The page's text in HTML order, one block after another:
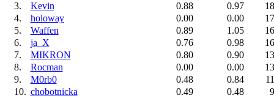
3.
Kevin 0.88 0.97
4.
holoway 0.00 0.00
5.
Waffen 0.89 1.05
6.
ja_X 0.76 0.98
7.
MIKRON 0.80 0.90
8.
Rocman 0.00 0.00
9.
M0rb0 0.48 0.84
10. chobotnicka 0.49 0.48